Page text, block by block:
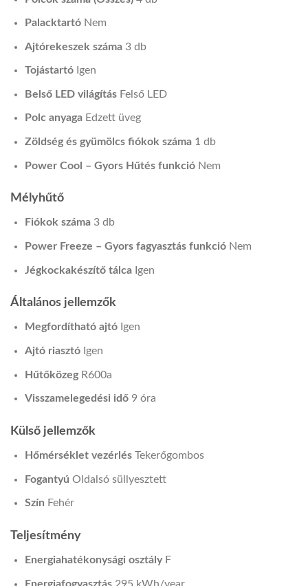
Palacktartó Nem
Ajtórekeszek száma 3 db
Tojástartó Igen
Belső LED világítás Felső LED
Polc anyaga Edzett üveg
Zöldség és gyümölcs fiókok száma 1 db
Power Cool – Gyors Hűtés funkció Nem
Mélyhűtő
Fiókok száma 3 db
Power Freeze – Gyors fagyasztás funkció Nem
Jégkockakészítő tálca Igen
Általános jellemzők
Megfordítható ajtó Igen
Ajtó riasztó Igen
Hűtőközeg R600a
Visszamelegedési idő 9 óra
Külső jellemzők
Hőmérséklet vezérlés Tekerőgombos
Fogantyú Oldalsó süllyesztett
Szín Fehér
Teljesítmény
Energiahatékonysági osztály F
Energiafogyasztás 295 kWh/year